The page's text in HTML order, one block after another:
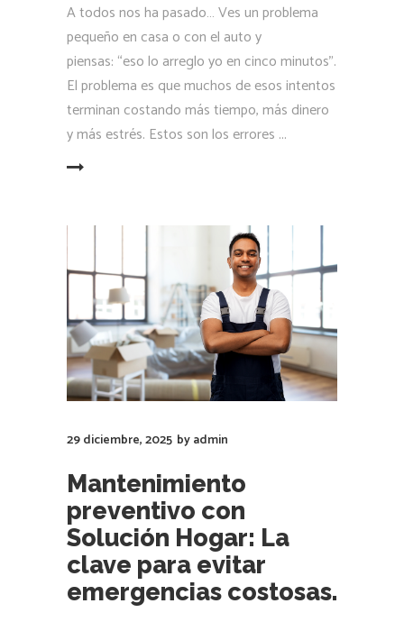
A todos nos ha pasado… Ves un problema
pequeño en casa o con el auto y
piensas: “eso lo arreglo yo en cinco minutos”.
El problema es que muchos de esos intentos
terminan costando más tiempo, más dinero
y más estrés. Estos son los errores
29 diciembre, 2025 byadmin
Mantenimiento
preventivo con
Solución Hogar: La
clave para evitar
emergencias costosas.